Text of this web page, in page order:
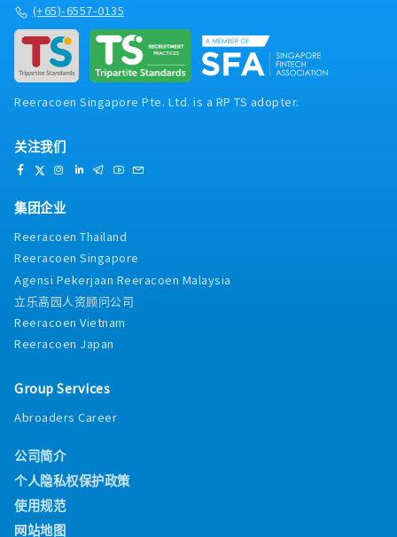
(+65)-6557-0135
Reeracoen Singapore Pte. Ltd. is a RP TS adopter.
关注我们
集团企业
Reeracoen Thailand
Reeracoen Singapore
Agensi Pekerjaan Reeracoen Malaysia
立乐高园人资顾问公司
Reeracoen Vietnam
Reeracoen Japan
Group Services
Abroaders Career
公司简介
个人隐私权保护政策
使用规范
网站地图